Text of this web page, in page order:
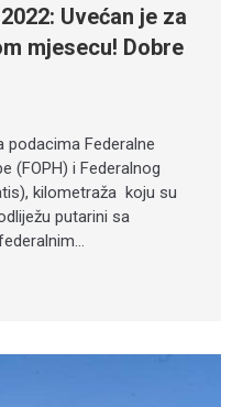
Uvećan je za
mjesecu! Dobre
podacima Federalne
(FOPH) i Federalnog
kilometraža koju su
putarini sa